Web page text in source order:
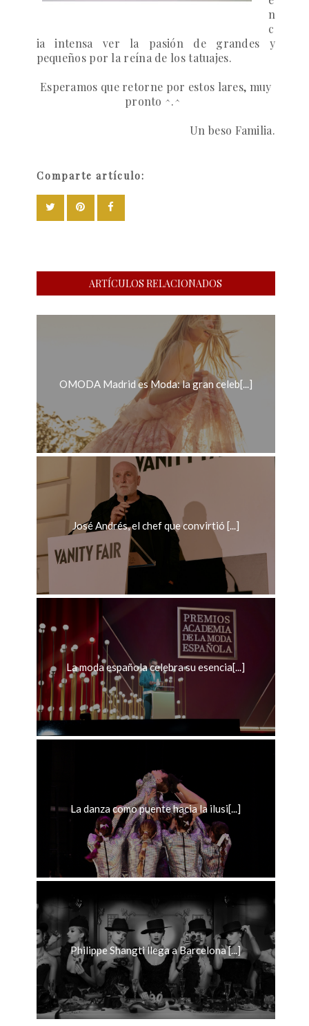
n
c
ia intensa ver la pasión de grandes y
pequeños por la reína de los tatuajes.
Esperamos que retorne por estos lares, muy
pronto ^.^
Un beso Familia.
Comparte artículo:
ARTÍCULOS RELACIONADOS
OMODA Madrid es Moda: la gran celeb[...]
José Andrés, el chef que convirtió [...]
La moda española celebra su esencia[...]
La danza como puente hacia la ilusi[...]
Philippe Shangti llega a Barcelona [...]